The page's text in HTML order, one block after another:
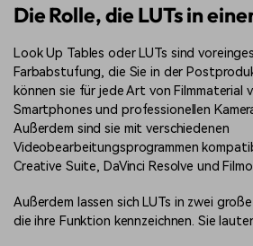
Die Rolle, die LUTs in
Look Up Tables oder LUTs sind
Farbabstufung, die Sie in der
können sie für jede Art von Filmmaterial
Smartphones und professionellen
Außerdem sind sie mit verschiedenen
Videobearbeitungsprogrammen
Creative Suite, DaVinci Resolve und
Außerdem lassen sich LUTs in zwei
die ihre Funktion kennzeichnen. Sie